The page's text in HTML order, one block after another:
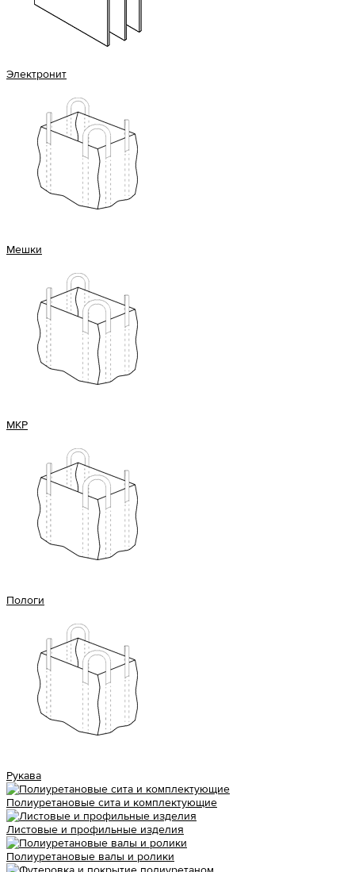
Электронит
Мешки
МКР
Пологи
Рукава
Полиуретановые сита и комплектующие
Листовые и профильные изделия
Полиуретановые валы и ролики